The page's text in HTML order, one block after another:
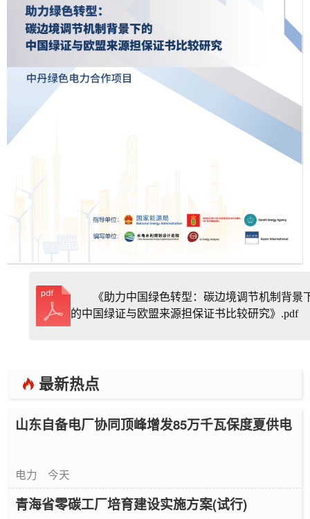
《助力中国绿色转型：碳边境调节机制背景
的中国绿证与欧盟来源担保证书比较研究》.pdf
最新热点
山东自备电厂协同顶峰增发85万千瓦保度夏供电
电力 今天
青海省零碳工厂培育建设实施方案(试行)